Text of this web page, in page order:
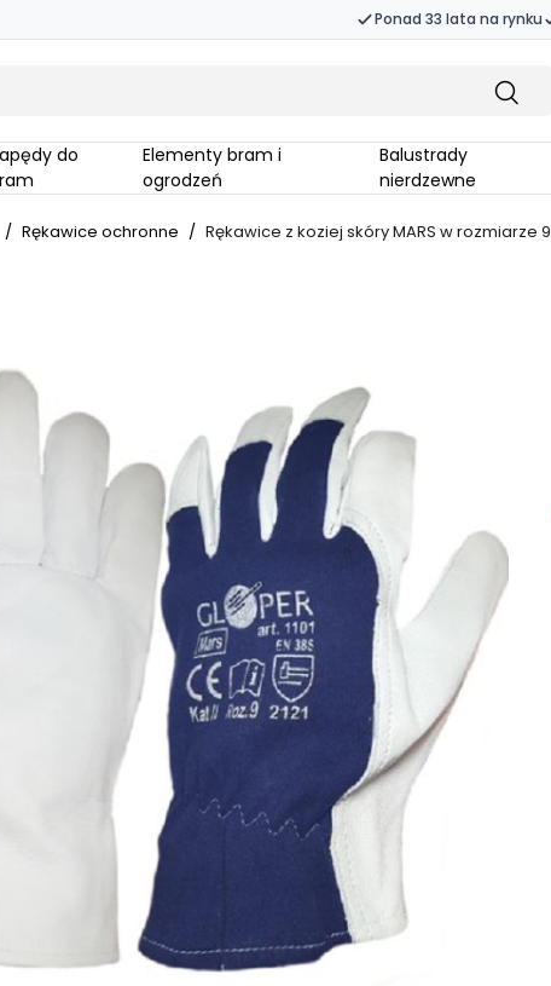
Ponad 33 lata na rynku
Elementy bram i
ogrodzeń
Balustrady
nierdzewne
/ Rękawice ochronne / Rękawice z koziej skóry MARS w rozmiarze 9